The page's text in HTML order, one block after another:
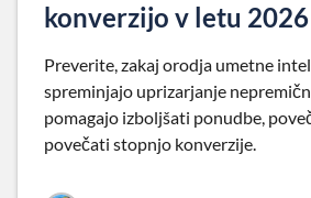
konverzijo v letu 2026
Preverite, zakaj orodja umetne
spreminjajo uprizarjanje
pomagajo izboljšati ponudbe,
povečati stopnjo konverzije.